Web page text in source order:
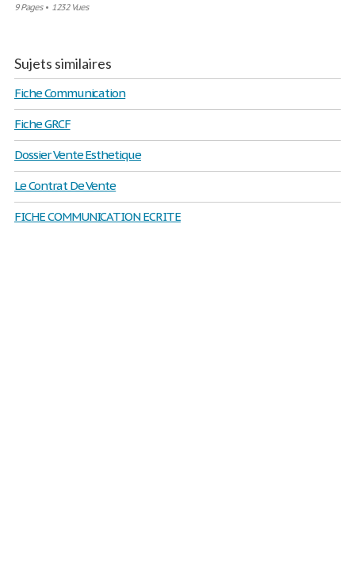
9 Pages• 1232 Vues
Sujets similaires
Fiche Communication
Fiche GRCF
Dossier Vente Esthetique
Le Contrat De Vente
FICHE COMMUNICATION ECRITE